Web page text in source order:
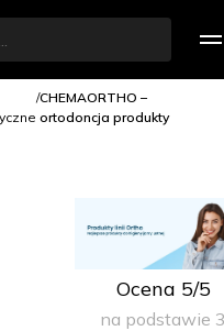
CHEMAORTHO –
ortodoncja produkty
Ocena 5/5
na podstawie